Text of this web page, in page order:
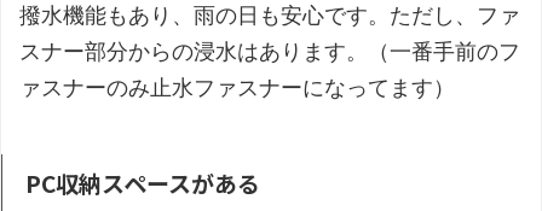
撥水機能もあり、雨の日も安心です。ただし、ファ
スナー部分からの浸水はあります。（一番手前のフ
ァスナーのみ止水ファスナーになってます）
PC収納スペースがある